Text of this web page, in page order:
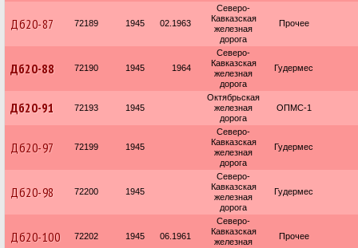
Дб20-87 72189 1945 02.1963
Северо-
Кавказская
железная
дорога
Прочее
Дб20-88 72190 1945 1964
Северо-
Кавказская
железная
дорога
Гудермес
Дб20-91 72193 1945
Октябрьская
железная
дорога
ОПМС-1
Дб20-97 72199 1945
Северо-
Кавказская
железная
дорога
Гудермес
Дб20-98 72200 1945
Северо-
Кавказская
железная
дорога
Гудермес
Дб20-100 72202 1945 06.1961
Северо-
Кавказская
железная
Прочее